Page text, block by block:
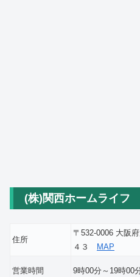
(株)関西ホームライフ
住所
〒532-0006 大阪
４３
MAP
営業時間 9時00分～19時00